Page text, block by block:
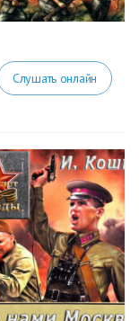
Слушать онлайн